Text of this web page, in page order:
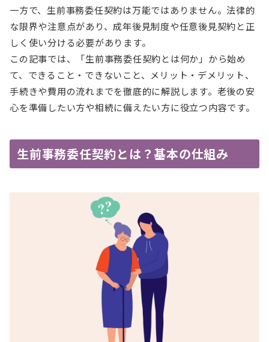
一方で、生前事務委任契約は万能ではありません。法律的
な限界や注意点があり、成年後見制度や任意後見契約と正
しく使い分ける必要があります。
この記事では、「生前事務委任契約とは何か」から始め
て、できること・できないこと、メリット・デメリット、
手続きや費用の流れまでを徹底的に解説します。老後の安
心を準備したい方や相続に備えたい方に役立つ内容です。
生前事務委任契約とは？基本の仕組み